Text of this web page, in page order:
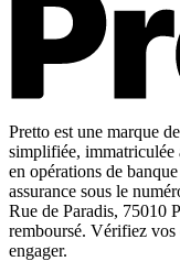
Pretto est une marque
simplifiée,
en opérations de
assurance sous le
Rue de Paradis, 75010
remboursé. Vérifiez vos
engager.